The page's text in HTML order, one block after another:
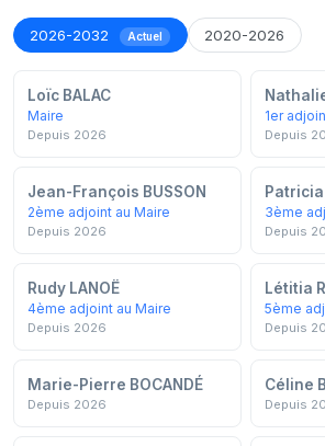
2026-2032 Actuel 2020-2026
Loïc BALAC
Maire
Depuis 2026
1er
Depuis
Jean-François BUSSON
2ème adjoint au Maire
Depuis 2026
Patricia
3ème
Depuis
Rudy LANOË
4ème adjoint au Maire
Depuis 2026
Létitia
5ème
Depuis
Marie-Pierre BOCANDÉ
Depuis 2026
Céline
Depuis